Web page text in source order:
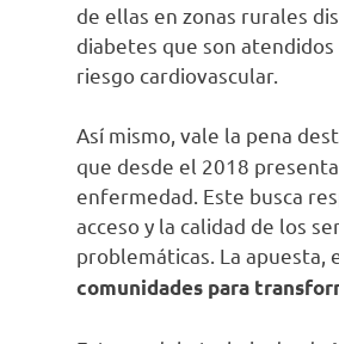
de ellas en zonas rurales
diabetes que son
riesgo cardiovascular.
Así mismo, vale la pena
que desde el 2018
enfermedad. Este busca
acceso y la calidad de los
problemáticas. La apuesta,
comunidades para